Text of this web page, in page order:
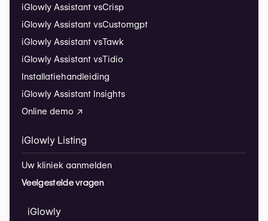
iGlowly Assistant vsCrisp
iGlowly Assistant vsCustomgpt
iGlowly Assistant vsTawk
iGlowly Assistant vsTidio
Installatiehandleiding
iGlowly Assistant Insights
Online demo ↗
iGlowly Listing
Uw kliniek aanmelden
Veelgestelde vragen
iGlowly